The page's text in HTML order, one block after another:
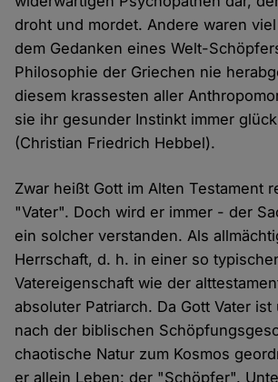
droht und mordet. Andere waren
dem Gedanken eines Welt-
Philosophie der Griechen nie
diesem krassesten aller
sie ihr gesunder Instinkt immer
(Christian Friedrich Hebbel).
Zwar heißt Gott im Alten Testament
"Vater". Doch wird er immer - der
ein solcher verstanden. Als
Herrschaft, d. h. in einer so
Vatereigenschaft wie der
absoluter Patriarch. Da Gott Vater
nach der biblischen
chaotische Natur zum Kosmos
er allein Leben: der "Schöpfer".